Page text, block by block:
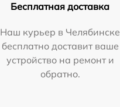
Бесплатная доставка
Наш курьер в Челябинске
бесплатно доставит ваше
устройство на ремонт и
обратно.